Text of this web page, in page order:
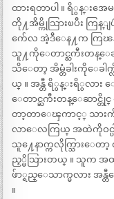
ထားရတာပါ ။ ရိွန္းအ
တို႔အိမ္ကိုသြားၿပီး ကြ
က်ေလ အဲ့ဒီေန႔က ကြၽ
သူ႔ကိုေတာင္ႀကီးတန္ေဆ
သိေတာ့ အိမ္တံခါးကိုေခါ
ယ္ ။ အန္တီ ရိွန္းရိွလာ
ေတာင္ႀကီးတန္ေဆာင္တို
တာ့တာေၾကာင့္ သားကို
လာေလကြယ္ အထဲကိုဝင္ပ
သူ႔ေနာက္ကလိုက္သြားေ
ည့္မိသြားတယ္ ။ သူက
ဖ်ာ္ရည္ေသာက္မလား အန္
။